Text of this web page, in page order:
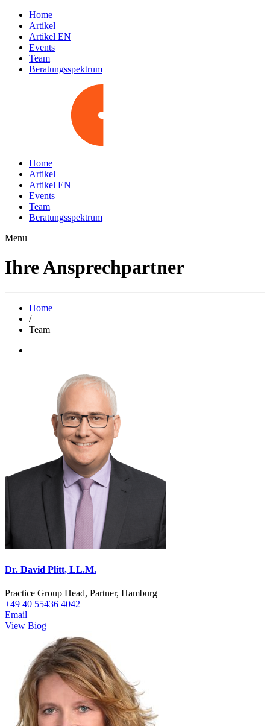
Home
Artikel
Artikel EN
Events
Team
Beratungsspektrum
Home
Artikel
Artikel EN
Events
Team
Beratungsspektrum
Menu
Ihre Ansprechpartner
Home
/
Team
Dr. David Plitt, LL.M.
Practice Group Head, Partner, Hamburg
+49 40 55436 4042
Email
View Biog